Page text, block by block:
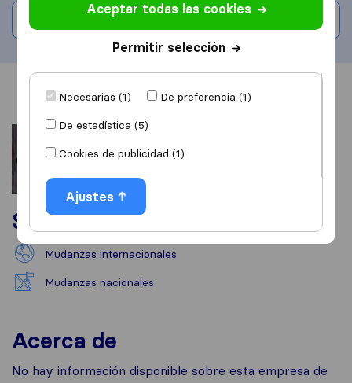
Escribe una valoración
Información Valoraciones
Servicios
Mudanzas internacionales
Mudanzas nacionales
Acerca de
No hay información disponible sobre esta empresa de
Aceptar todas las cookies
Permitir selección
Necesarias (1)
De preferencia (1)
De estadística (5)
Cookies de publicidad (1)
Ajustes